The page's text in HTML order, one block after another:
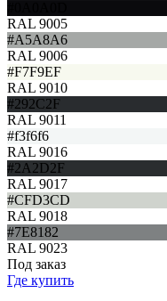
RAL 9005
#A5A8A6
RAL 9006
#F7F9EF
RAL 9010
#292C2F
RAL 9011
#f3f6f6
RAL 9016
#2A2D2F
RAL 9017
#CFD3CD
RAL 9018
#7E8182
RAL 9023
Под заказ
Где купить